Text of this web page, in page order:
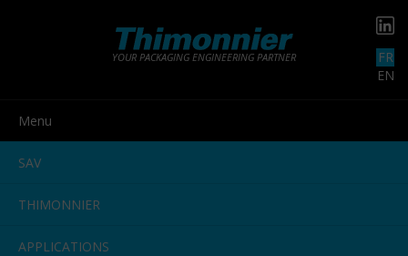
FR
EN
YOUR PACKAGING ENGINEERING PARTNER
Menu
SAV
THIMONNIER
APPLICATIONS